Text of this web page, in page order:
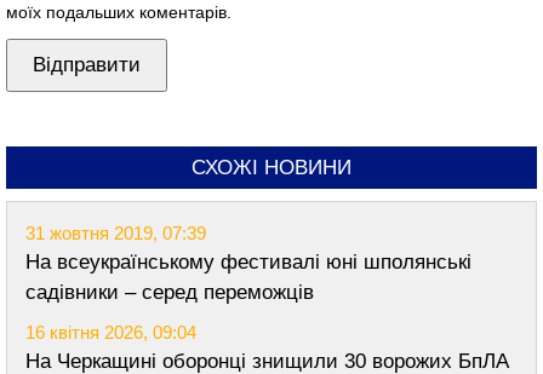
моїх подальших коментарів.
СХОЖІ НОВИНИ
31 жовтня 2019, 07:39
На всеукраїнському фестивалі юні шполянські
садівники – серед переможців
16 квітня 2026, 09:04
На Черкащині оборонці знищили 30 ворожих БпЛА